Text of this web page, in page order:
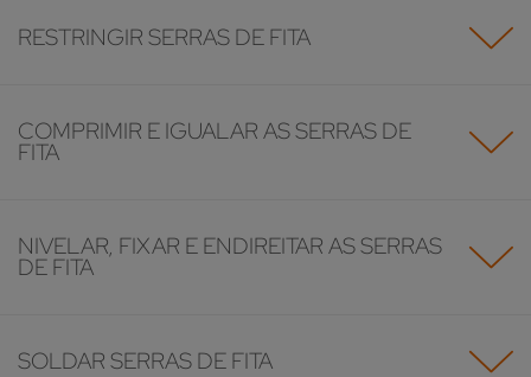
RESTRINGIR SERRAS DE FITA
COMPRIMIR E IGUALAR AS SERRAS DE
FITA
NIVELAR, FIXAR E ENDIREITAR AS SERRAS
DE FITA
SOLDAR SERRAS DE FITA